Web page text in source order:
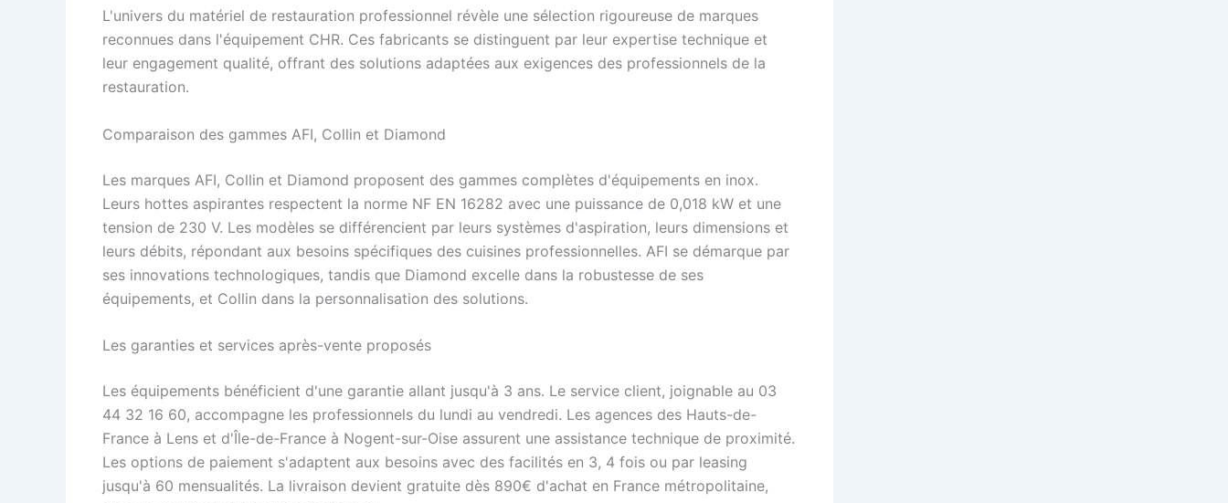
L'univers du matériel de restauration professionnel révèle une sélection rigoureuse de marques
reconnues dans l'équipement CHR. Ces fabricants se distinguent par leur expertise technique et
leur engagement qualité, offrant des solutions adaptées aux exigences des professionnels de la
restauration.
Comparaison des gammes AFI, Collin et Diamond
Les marques AFI, Collin et Diamond proposent des gammes complètes d'équipements en inox.
Leurs hottes aspirantes respectent la norme NF EN 16282 avec une puissance de 0,018 kW et une
tension de 230 V. Les modèles se différencient par leurs systèmes d'aspiration, leurs dimensions et
leurs débits, répondant aux besoins spécifiques des cuisines professionnelles. AFI se démarque par
ses innovations technologiques, tandis que Diamond excelle dans la robustesse de ses
équipements, et Collin dans la personnalisation des solutions.
Les garanties et services après-vente proposés
Les équipements bénéficient d'une garantie allant jusqu'à 3 ans. Le service client, joignable au 03
44 32 16 60, accompagne les professionnels du lundi au vendredi. Les agences des Hauts-de-
France à Lens et d'Île-de-France à Nogent-sur-Oise assurent une assistance technique de proximité.
Les options de paiement s'adaptent aux besoins avec des facilités en 3, 4 fois ou par leasing
jusqu'à 60 mensualités. La livraison devient gratuite dès 890€ d'achat en France métropolitaine,